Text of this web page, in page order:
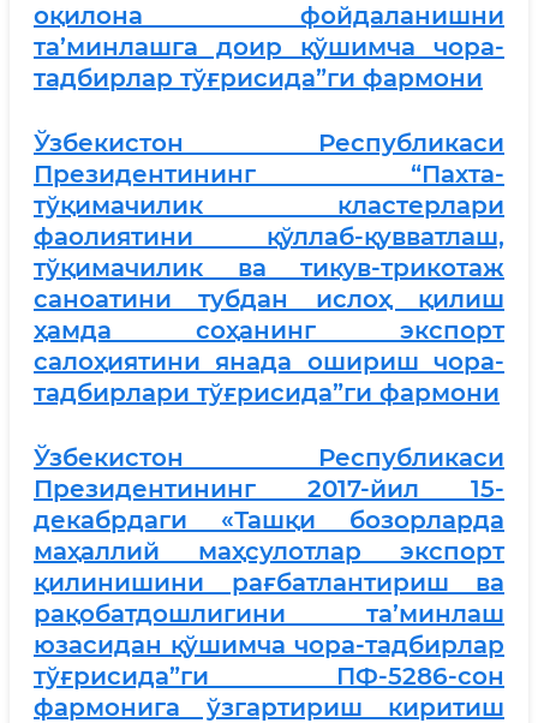
оқилона фойдаланишни
та’минлашга доир қўшимча чора-
тадбирлар тўғрисида”ги фармони
Ўзбекистон Республикаси
Президентининг “Пахта-
тўқимачилик кластерлари
фаолиятини қўллаб-қувватлаш,
тўқимачилик ва тикув-трикотаж
саноатини тубдан ислоҳ қилиш
ҳамда соҳанинг экспорт
салоҳиятини янада ошириш чора-
тадбирлари тўғрисида”ги фармони
Ўзбекистон Республикаси
Президентининг 2017-йил 15-
декабрдаги «Ташқи бозорларда
маҳаллий маҳсулотлар экспорт
қилинишини рағбатлантириш ва
рақобатдошлигини та’минлаш
юзасидан қўшимча чора-тадбирлар
тўғрисида”ги ПФ-5286-сон
фармонига ўзгартириш киритиш